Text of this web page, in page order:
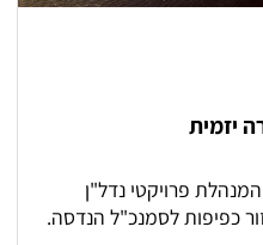
יזמית
פרויקטי נדל"ן
כפיפות לסמנכ"ל הנדסה.